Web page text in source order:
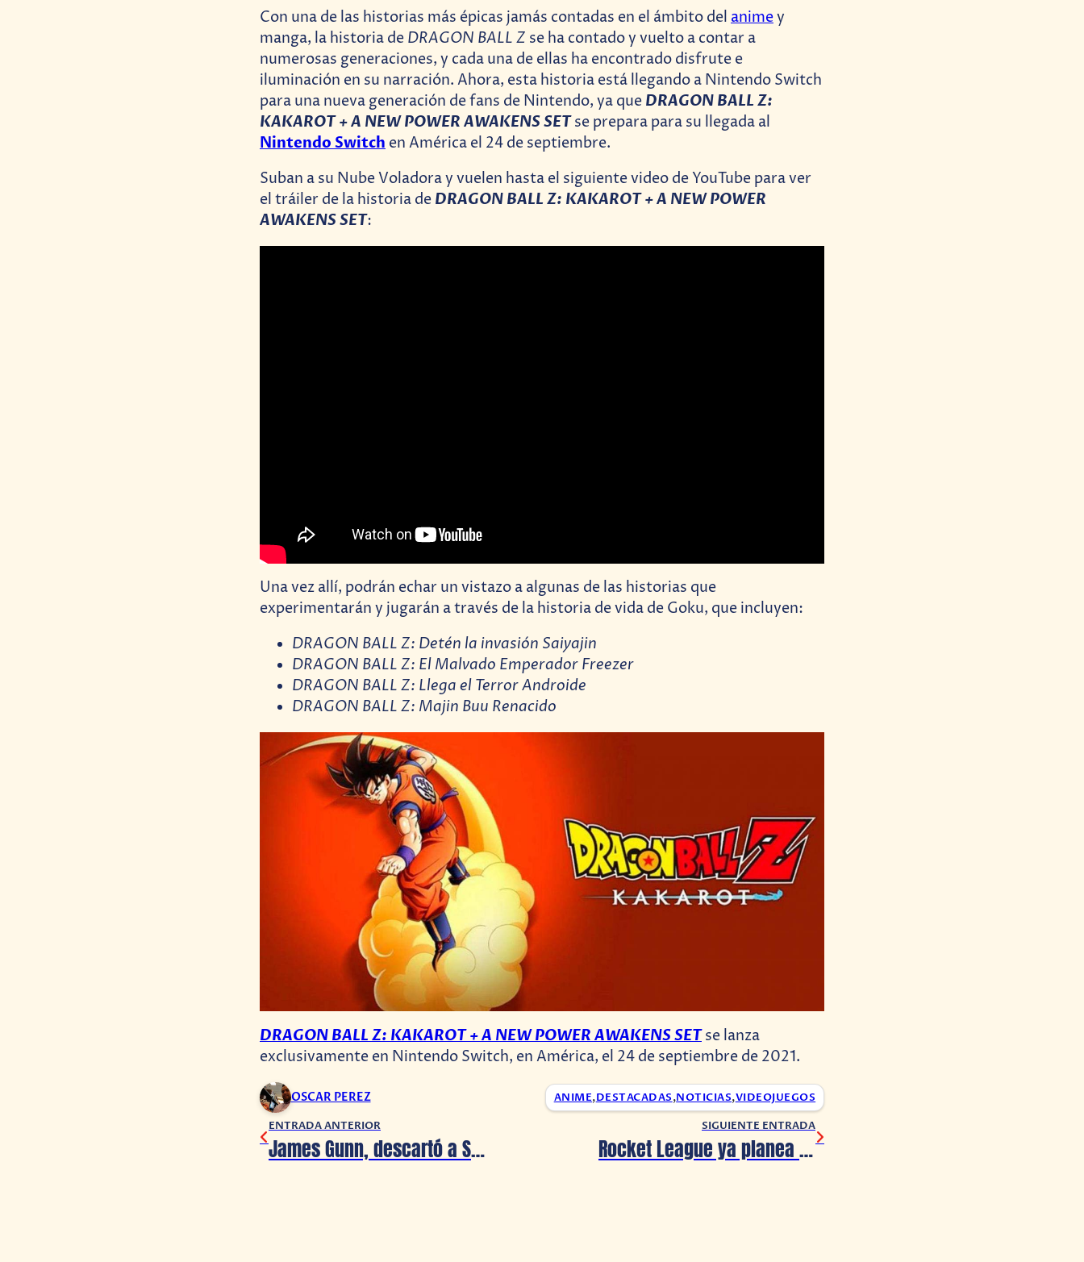
Con una de las historias más épicas jamás contadas en el ámbito del animey
manga, la historia de DRAGON BALL Z se ha contado y vuelto a contar a
numerosas generaciones, y cada una de ellas ha encontrado disfrute e
iluminación en su narración. Ahora, esta historia está llegando a Nintendo Switch
para una nueva generación de fans de Nintendo, ya que DRAGON BALL Z:
KAKAROT + A NEW POWER AWAKENS SETse prepara para su llegada al
Nintendo Switch en América el 24 de septiembre.
Suban a su Nube Voladora y vuelen hasta el siguiente video de YouTube para ver
el tráiler de la historia de DRAGON BALL Z: KAKAROT + A NEW POWER
AWAKENS SET:
Una vez allí, podrán echar un vistazo a algunas de las historias que
experimentarán y jugarán a través de la historia de vida de Goku, que incluyen:
DRAGON BALL Z: Detén la invasión Saiyajin
DRAGON BALL Z: El Malvado Emperador Freezer
DRAGON BALL Z: Llega el Terror Androide
DRAGON BALL Z: Majin Buu Renacido
DRAGON BALL Z: KAKAROT + A NEW POWER AWAKENS SETse lanza
exclusivamente en Nintendo Switch, en América, el 24 de septiembre de 2021.
OSCAR PEREZ ANIME,DESTACADAS,NOTICIAS,VIDEOJUEGOS
ENTRADA ANTERIOR
James Gunn, descartó a Superman en Suicide Squad 2
SIGUIENTE ENTRADA
Rocket League ya planea dar el salto a Unreal Engine 5